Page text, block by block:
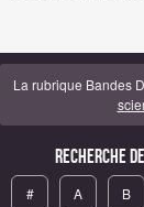
La rubrique Bandes
Recherche
# A B